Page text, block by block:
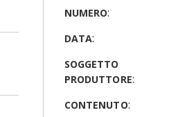
NUMERO:
DATA:
SOGGETTO
PRODUTTORE:
CONTENUTO: